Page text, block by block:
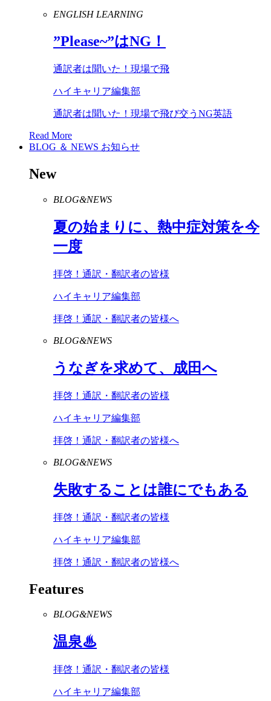
ENGLISH LEARNING
”Please~”はNG ！
通訳者は聞いた！現場で飛
ハイキャリア編集部
通訳者は聞いた！現場で飛び交うNG英語
Read More
BLOG ＆ NEWS お知らせ
New
BLOG&NEWS
夏の始まりに、熱中症対策を今
一度
拝啓！通訳・翻訳者の皆様
ハイキャリア編集部
拝啓！通訳・翻訳者の皆様へ
BLOG&NEWS
うなぎを求めて、成田へ
拝啓！通訳・翻訳者の皆様
ハイキャリア編集部
拝啓！通訳・翻訳者の皆様へ
BLOG&NEWS
失敗することは誰にでもある
拝啓！通訳・翻訳者の皆様
ハイキャリア編集部
拝啓！通訳・翻訳者の皆様へ
Features
BLOG&NEWS
温泉♨
拝啓！通訳・翻訳者の皆様
ハイキャリア編集部